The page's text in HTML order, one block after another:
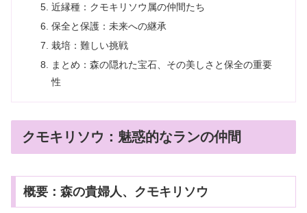
近縁種：クモキリソウ属の仲間たち
保全と保護：未来への継承
栽培：難しい挑戦
まとめ：森の隠れた宝石、その美しさと保全の重要
性
クモキリソウ：魅惑的なランの仲間
概要：森の貴婦人、クモキリソウ